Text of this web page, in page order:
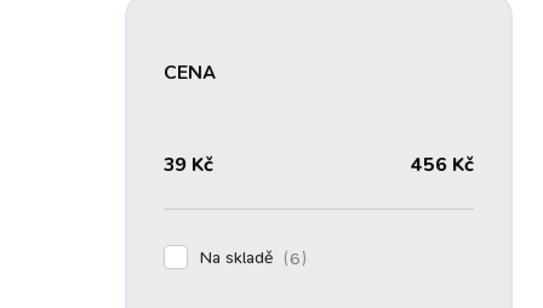
CENA
39 Kč 456 Kč
Na skladě 6